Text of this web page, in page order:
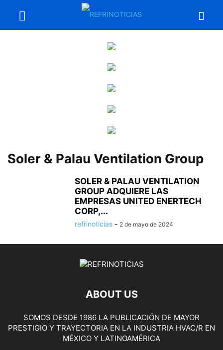
Soler & Palau Ventilation Group
SOLER & PALAU VENTILATION
GROUP ADQUIERE LAS
EMPRESAS UNITED ENERTECH
CORP,...
refrinoticias - 2 de mayo de 2024
ABOUT US
SOMOS DESDE 1986 LA PUBLICACIÓN DE MAYOR
PRESTIGIO Y TRAYECTORIA EN LA INDUSTRIA HVAC/R EN
MÉXICO Y LATINOAMÉRICA